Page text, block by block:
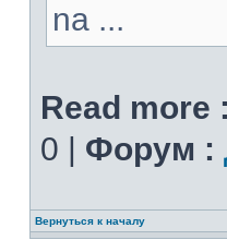
na ...
Read more :
0 | Форум :
Вернуться к началу